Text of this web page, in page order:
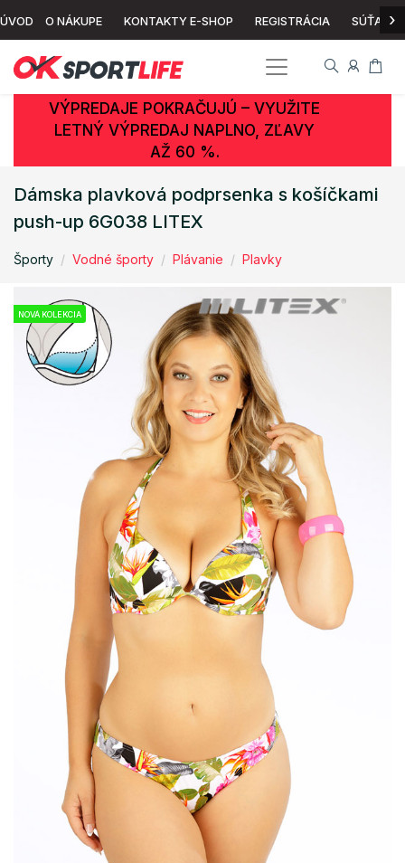
ÚVOD O NÁKUPE KONTAKTY E-SHOP REGISTRÁCIA SÚŤAŽ ›
VÝPREDAJE POKRAČUJÚ – VYUŽITE
LETNÝ VÝPREDAJ NAPLNO, ZĽAVY
AŽ 60 %.
Dámska plavková podprsenka s košíčkami
push-up 6G038 LITEX
Športy Vodné športy Plávanie Plavky
NOVÁ KOLEKCIA